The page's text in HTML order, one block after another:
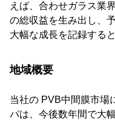
えば、合わせガラス業
の総収益を生み出し、
大幅な成長を記録する
地域概要
当社の PVB中間膜市場
パは、今後数年間で大